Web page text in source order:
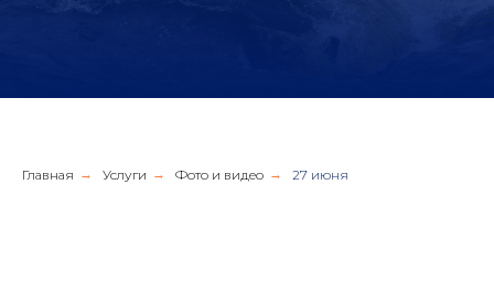
Главная → Услуги → Фото и видео → 27 июня